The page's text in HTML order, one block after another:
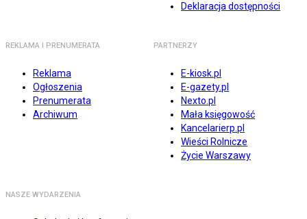
Deklaracja dostępności
REKLAMA I PRENUMERATA
Reklama
Ogłoszenia
Prenumerata
Archiwum
PARTNERZY
E-kiosk.pl
E-gazety.pl
Nexto.pl
Mała księgowość
Kancelarierp.pl
Wieści Rolnicze
Życie Warszawy
NASZE WYDARZENIA